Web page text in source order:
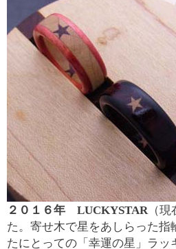
２０１６年 LUCKYSTAR（現
た。寄せ木で星をあしらった指
たにとっての「幸運の星」ラッ